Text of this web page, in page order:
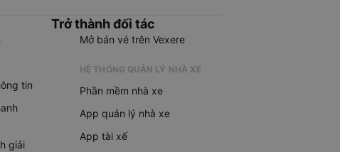
tin
giải
Trở thành đối tác
Mở bán vé trên Vexere
HỆ THỐNG QUẢN LÝ NHÀ XE
Phần mềm nhà xe
App quản lý nhà xe
App tài xế